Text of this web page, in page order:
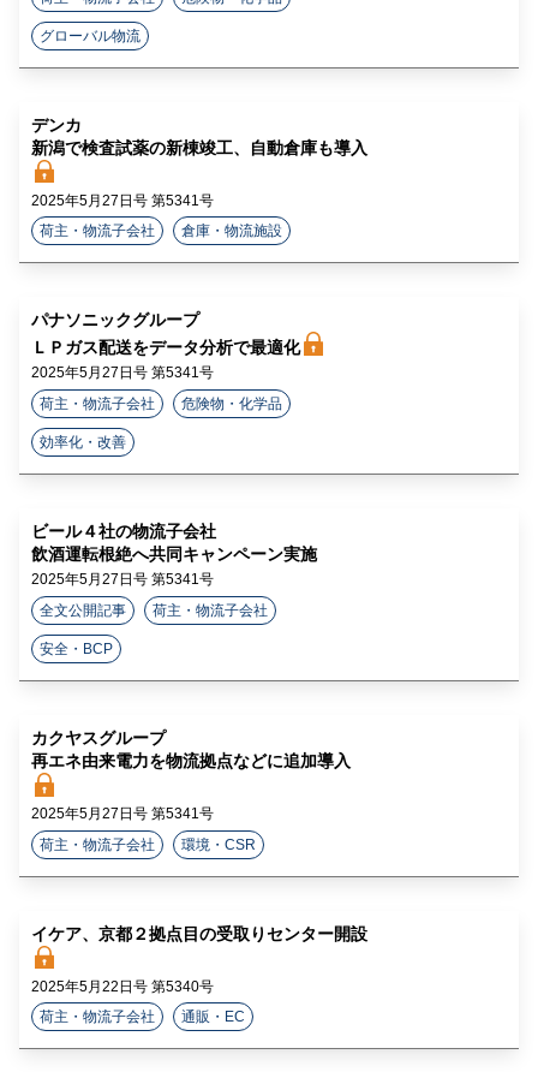
グローバル物流
デンカ
新潟で検査試薬の新棟竣工、自動倉庫も導入
2025年5月27日号 第5341号
荷主・物流子会社
倉庫・物流施設
パナソニックグループ
ＬＰガス配送をデータ分析で最適化
2025年5月27日号 第5341号
荷主・物流子会社
危険物・化学品
効率化・改善
ビール４社の物流子会社
飲酒運転根絶へ共同キャンペーン実施
2025年5月27日号 第5341号
全文公開記事
荷主・物流子会社
安全・BCP
カクヤスグループ
再エネ由来電力を物流拠点などに追加導入
2025年5月27日号 第5341号
荷主・物流子会社
環境・CSR
イケア、京都２拠点目の受取りセンター開設
2025年5月22日号 第5340号
荷主・物流子会社
通販・EC